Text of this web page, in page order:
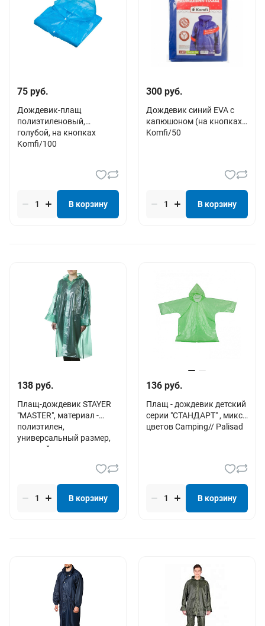
75 руб.
Дождевик-плащ
полиэтиленовый,
голубой, на кнопках
Komfi/100
В корзину
300 руб.
Дождевик синий EVA с
капюшоном (на кнопках)
Komfi/50
В корзину
138 руб.
Плащ-дождевик STAYER
"MASTER", материал -
полиэтилен,
универсальный размер,
зеленый цвет
В корзину
136 руб.
Плащ - дождевик детский
серии "СТАНДАРТ" , микс
цветов Camping// Palisad
В корзину